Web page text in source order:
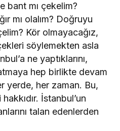
bant mı çekelim?
mı olalım? Doğruyu
Kör olmayacağız,
söylemekten asla
ne yaptıklarını,
hep birlikte devam
yerde, her zaman. Bu,
İstanbul’un
talan edenlerden